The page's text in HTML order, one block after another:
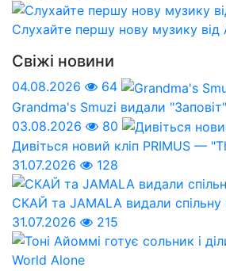
Слухайте першу нову музику від
Свіжі новини
04.08.2026
64
Grandma's Smuzi видали "Заповіт"
03.08.2026
80
Дивіться новий кліп PRIMUS —
31.07.2026
128
СКАЙ та JAMALA видали спільну
31.07.2026
215